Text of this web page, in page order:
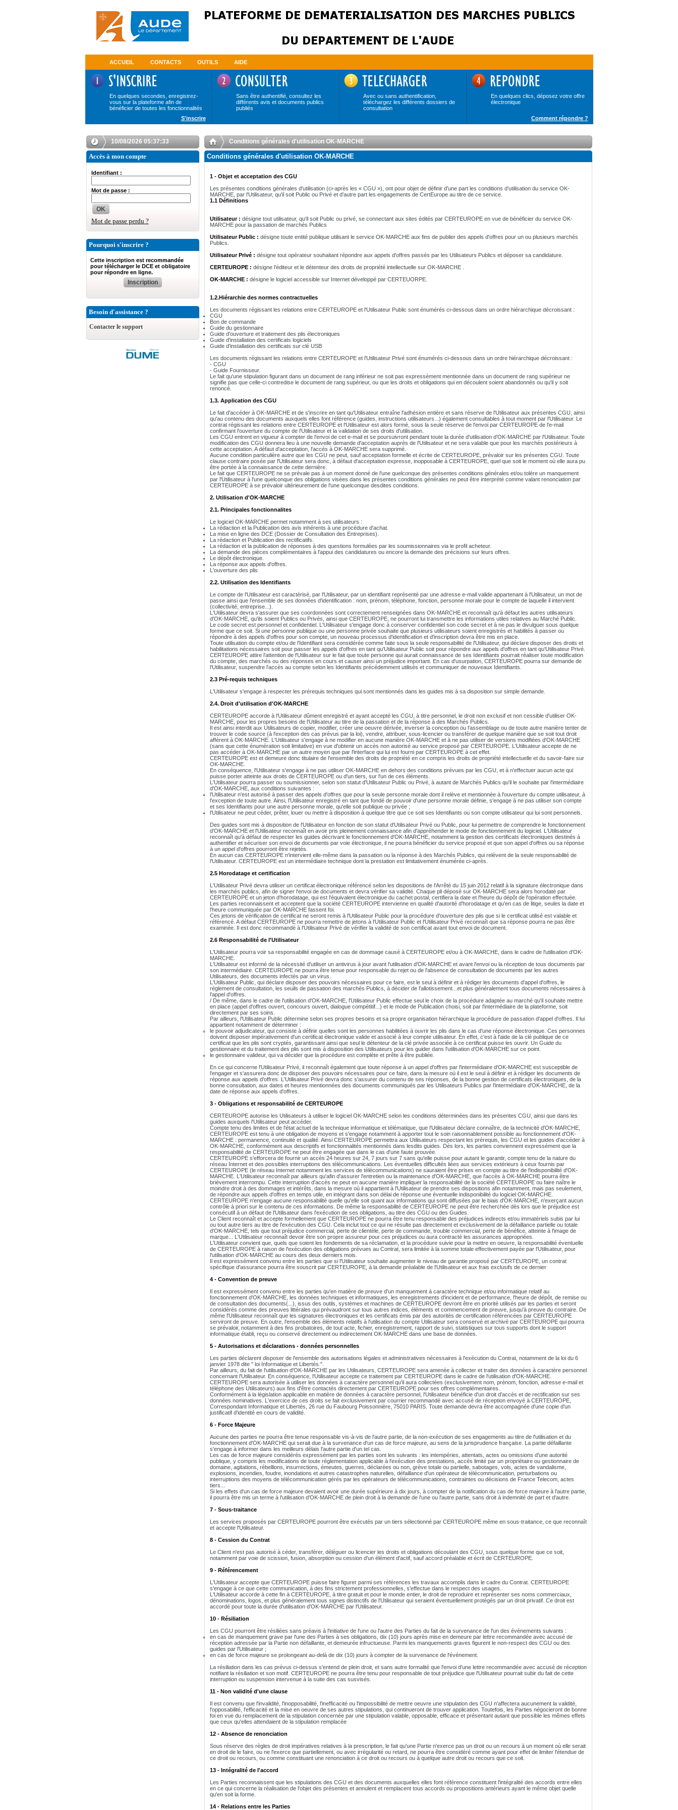
ACCUEIL CONTACTS OUTILS AIDE
En quelques secondes, enregistrez-
vous sur la plateforme afin de
bénéficier de toutes les fonctionnalités
Sans être authentifié, consultez les
différents avis et documents publics
publiés
Avec ou sans authentification,
téléchargez les différents dossiers de
consultation
En quelques clics, déposez votre offre
électronique
S'inscrire Comment répondre ?
10/08/2026 05:37:34
Accès à mon compte
Identifiant :
Mot de passe :
OK
Mot de passe perdu ?
Pourquoi s'inscrire ?
Cette inscription est recommandée
pour télécharger le DCE et obligatoire
pour répondre en ligne.
Inscription
Besoin d'assistance ?
Contacter le support
Conditions générales d'utilisation OK-MARCHE
Conditions générales d'utilisation OK-MARCHE
1 - Objet et acceptation des CGU
Les présentes conditions générales d'utilisation (ci-après les « CGU »), ont pour objet de définir d'une part les conditions d'utilisation du service OK-
MARCHE, par l'Utilisateur, qu'il soit Public ou Privé et d'autre part les engagements de CertEurope au titre de ce service.
1.1 Définitions
Utilisateur : désigne tout utilisateur, qu'il soit Public ou privé, se connectant aux sites édités par CERTEUROPE en vue de bénéficier du service OK-
MARCHE pour la passation de marchés Publics
Utilisateur Public : désigne toute entité publique utilisant le service OK-MARCHE aux fins de publier des appels d'offres pour un ou plusieurs marchés
Publics.
Utilisateur Privé : désigne tout opérateur souhaitant répondre aux appels d'offres passés par les Utilisateurs Publics et déposer sa candidature.
CERTEUROPE : désigne l'éditeur et le détenteur des droits de propriété intellectuelle sur OK-MARCHE .
OK-MARCHE : désigne le logiciel accessible sur Internet développé par CERTEUORPE.
1.2.Hiérarchie des normes contractuelles
Les documents régissant les relations entre CERTEUROPE et l'Utilisateur Public sont énumérés ci-dessous dans un ordre hiérarchique décroissant :
CGU
Bon de commande
Guide du gestionnaire
Guide d'ouverture et traitement des plis électroniques
Guide d'installation des certificats logiciels
Guide d'installation des certificats sur clé USB
Les documents régissant les relations entre CERTEUROPE et l'Utilisateur Privé sont énumérés ci-dessous dans un ordre hiérarchique décroissant :
- CGU
- Guide Fournisseur.
Le fait qu'une stipulation figurant dans un document de rang inférieur ne soit pas expressément mentionnée dans un document de rang supérieur ne
signifie pas que celle-ci contredise le document de rang supérieur, ou que les droits et obligations qui en découlent soient abandonnés ou qu'il y soit
renoncé.
1.3. Application des CGU
Le fait d'accéder à OK-MARCHE et de s'inscrire en tant qu'Utilisateur entraîne l'adhésion entière et sans réserve de l'Utilisateur aux présentes CGU, ainsi
qu'au contenu des documents auxquels elles font référence (guides, instructions utilisateurs...) également consultables à tout moment par l'Utilisateur. Le
contrat régissant les relations entre CERTEUROPE et l'Utilisateur est alors formé, sous la seule réserve de l'envoi par CERTEUROPE de l'e-mail
confirmant l'ouverture du compte de l'Utilisateur et la validation de ses droits d'utilisation.
Les CGU entrent en vigueur à compter de l'envoi de cet e-mail et se poursuivront pendant toute la durée d'utilisation d'OK-MARCHE par l'Utilisateur. Toute
modification des CGU donnera lieu à une nouvelle demande d'acceptation auprès de l'Utilisateur et ne sera valable que pour les marchés postérieurs à
cette acceptation. A défaut d'acceptation, l'accès à OK-MARCHE sera supprimé.
Aucune condition particulière autre que les CGU ne peut, sauf acceptation formelle et écrite de CERTEUROPE, prévaloir sur les présentes CGU. Toute
clause contraire posée par l'Utilisateur sera donc, à défaut d'acceptation expresse, inopposable à CERTEUROPE, quel que soit le moment où elle aura pu
être portée à la connaissance de cette dernière.
Le fait que CERTEUROPE ne se prévale pas à un moment donné de l'une quelconque des présentes conditions générales et/ou tolère un manquement
par l'Utilisateur à l'une quelconque des obligations visées dans les présentes conditions générales ne peut être interprété comme valant renonciation par
CERTEUROPE à se prévaloir ultérieurement de l'une quelconque desdites conditions.
2. Utilisation d'OK-MARCHE
2.1. Principales fonctionnalites
Le logiciel OK-MARCHE permet notamment à ses utilisateurs :
La rédaction et la Publication des avis inhérents à une procédure d'achat.
La mise en ligne des DCE (Dossier de Consultation des Entreprises).
La rédaction et Publication des rectificatifs.
La rédaction et la publication de réponses à des questions formulées par les soumissionnaires via le profil acheteur.
La demande des pièces complémentaires à l'appui des candidatures ou encore la demande des précisions sur leurs offres.
Le dépôt électronique.
La réponse aux appels d'offres.
L'ouverture des plis
2.2. Utilisation des Identifiants
Le compte de l'Utilisateur est caractérisé, par l'Utilisateur, par un identifiant représenté par une adresse e-mail valide appartenant à l'Utilisateur, un mot de
passe ainsi que l'ensemble de ses données d'identification : nom, prénom, téléphone, fonction, personne morale pour le compte de laquelle il intervient
(collectivité, entreprise...).
L'Utilisateur devra s'assurer que ses coordonnées sont correctement renseignées dans OK-MARCHE et reconnaît qu'à défaut les autres utilisateurs
d'OK-MARCHE, qu'ils soient Publics ou Privés, ainsi que CERTEUROPE, ne pourront lui transmettre les informations utiles relatives au Marché Public.
Le code secret est personnel et confidentiel. L'Utilisateur s'engage donc à conserver confidentiel son code secret et à ne pas le divulguer sous quelque
forme que ce soit. Si une personne publique ou une personne privée souhaite que plusieurs utilisateurs soient enregistrés et habilités à passer ou
répondre à des appels d'offres pour son compte, un nouveau processus d'identification et d'inscription devra être mis en place.
Toute utilisation du compte et/ou de l'Identifiant sera considérée comme faite sous la seule responsabilité de l'Utilisateur, qui déclare disposer des droits et
habilitations nécessaires soit pour passer les appels d'offres en tant qu'Utilisateur Public soit pour répondre aux appels d'offres en tant qu'Utilisateur Privé.
CERTEUROPE attire l'attention de l'Utilisateur sur le fait que toute personne qui aurait connaissance de ses Identifiants pourrait réaliser toute modification
du compte, des marchés ou des réponses en cours et causer ainsi un préjudice important. En cas d'usurpation, CERTEUROPE pourra sur demande de
l'Utilisateur, suspendre l'accès au compte selon les Identifiants précédemment utilisés et communiquer de nouveaux Identifiants.
2.3 Pré-requis techniques
L'Utilisateur s'engage à respecter les prérequis techniques qui sont mentionnés dans les guides mis à sa disposition sur simple demande.
2.4. Droit d'utilisation d'OK-MARCHE
CERTEUROPE accorde à l'Utilisateur dûment enregistré et ayant accepté les CGU, à titre personnel, le droit non exclusif et non cessible d'utiliser OK-
MARCHE, pour les propres besoins de l'Utilisateur au titre de la passation et de la réponse à des Marchés Publics.
Il est ainsi interdit aux Utilisateurs de copier, modifier, créer une oeuvre dérivée, inverser la conception ou l'assemblage ou de toute autre manière tenter de
trouver le code source (à l'exception des cas prévus par la loi), vendre, attribuer, sous-licencier ou transférer de quelque manière que se soit tout droit
afférent à OK-MARCHE. L'Utilisateur s'engage à ne modifier en aucune manière OK-MARCHE et à ne pas utiliser de versions modifiées d'OK-MARCHE
(sans que cette énumération soit limitative) en vue d'obtenir un accès non autorisé au service proposé par CERTEUROPE. L'Utilisateur accepte de ne
pas accéder à OK-MARCHE par un autre moyen que par l'interface qui lui est fourni par CERTEUROPE à cet effet.
CERTEUROPE est et demeure donc titulaire de l'ensemble des droits de propriété en ce compris les droits de propriété intellectuelle et du savoir-faire sur
OK-MARCHE.
En conséquence, l'Utilisateur s'engage à ne pas utiliser OK-MARCHE en dehors des conditions prévues par les CGU, et à n'effectuer aucun acte qui
puisse porter atteinte aux droits de CERTEUROPE ou d'un tiers, sur l'un de ces éléments.
L'Utilisateur pourra passer ou soumissionner, selon son statut d'Utilisateur Public ou Privé, à autant de Marchés Publics qu'il le souhaite par l'intermédiaire
d'OK-MARCHE, aux conditions suivantes :
l'Utilisateur n'est autorisé à passer des appels d'offres que pour la seule personne morale dont il relève et mentionnée à l'ouverture du compte utilisateur, à
l'exception de toute autre. Ainsi, l'Utilisateur enregistré en tant que fondé de pouvoir d'une personne morale définie, s'engage à ne pas utiliser son compte
et ses Identifiants pour une autre personne morale, qu'elle soit publique ou privée ;
l'Utilisateur ne peut céder, prêter, louer ou mettre à disposition à quelque titre que ce soit ses Identifiants ou son compte utilisateur qui lui sont personnels.
Des guides sont mis à disposition de l'Utilisateur en fonction de son statut d'Utilisateur Privé ou Public, pour lui permettre de comprendre le fonctionnement
d'OK-MARCHE et l'Utilisateur reconnaît en avoir pris pleinement connaissance afin d'appréhender le mode de fonctionnement du logiciel. L'Utilisateur
reconnaît qu'à défaut de respecter les guides décrivant le fonctionnement d'OK-MARCHE, notamment la gestion des certificats électroniques destinés à
authentifier et sécuriser son envoi de documents par voie électronique, il ne pourra bénéficier du service proposé et que son appel d'offres ou sa réponse
à un appel d'offres pourront être rejetés.
En aucun cas CERTEUROPE n'intervient elle-même dans la passation ou la réponse à des Marchés Publics, qui relèvent de la seule responsabilité de
l'Utilisateur. CERTEUROPE est un intermédiaire technique dont la prestation est limitativement énumérée ci-après.
2.5 Horodatage et certification
L'Utilisateur Privé devra utiliser un certificat électronique référencé selon les dispositions de l'Arrêté du 15 juin 2012 relatif à la signature électronique dans
les marchés publics, afin de signer l'envoi de documents et devra vérifier sa validité. Chaque pli déposé sur OK-MARCHE sera alors horodaté par
CERTEUROPE et un jeton d'horodatage, qui est l'équivalent électronique du cachet postal, certifiera la date et l'heure du dépôt de l'opération effectuée.
Les parties reconnaissent et acceptent que la société CERTEUROPE intervienne en qualité d'autorité d'horodatage et qu'en cas de litige, seules la date et
l'heure communiquée par OK-MARCHE fassent foi.
Ces jetons de vérification de certificat ne seront remis à l'Utilisateur Public pour la procédure d'ouverture des plis que si le certificat utilisé est valable et
référencé. A défaut CERTEUROPE ne pourra remettre de jetons à l'Utilisateur Public et l'Utilisateur Privé reconnaît que sa réponse pourra ne pas être
examinée. Il est donc recommandé à l'Utilisateur Privé de vérifier la validité de son certificat avant tout envoi de document.
2.6 Responsabilité de l'Utilisateur
L'Utilisateur pourra voir sa responsabilité engagée en cas de dommage causé à CERTEUROPE et/ou à OK-MARCHE, dans le cadre de l'utilisation d'OK-
MARCHE.
L'Utilisateur est informé de la nécessité d'utiliser un antivirus à jour avant l'utilisation d'OK-MARCHE et avant l'envoi ou la réception de tous documents par
son intermédiaire. CERTEUROPE ne pourra être tenue pour responsable du rejet ou de l'absence de consultation de documents par les autres
Utilisateurs, des documents infectés par un virus.
L'Utilisateur Public, qui déclare disposer des pouvoirs nécessaires pour ce faire, est le seul à définir et à rédiger les documents d'appel d'offres, le
règlement de consultation, les seuils de passation des marchés Publics, à décider de l'allotissement...et plus généralement tous documents nécessaires à
l'appel d'offres.
/ De même, dans le cadre de l'utilisation d'OK-MARCHE, l'Utilisateur Public effectue seul le choix de la procédure adaptée au marché qu'il souhaite mettre
en place (appel d'offres ouvert, concours ouvert, dialogue compétitif...) et le mode de Publication choisi, soit par l'intermédiaire de la plateforme, soit
directement par ses soins.
Par ailleurs, l'Utilisateur Public détermine selon ses propres besoins et sa propre organisation hiérarchique la procédure de passation d'appel d'offres. Il lui
appartient notamment de déterminer :
le pouvoir adjudicateur, qui consiste à définir quelles sont les personnes habilitées à ouvrir les plis dans le cas d'une réponse électronique. Ces personnes
doivent disposer impérativement d'un certificat électronique valide et associé à leur compte utilisateur. En effet, c'est à l'aide de la clé publique de ce
certificat que les plis sont cryptés, garantissant ainsi que seul le détenteur de la clé privée associée à ce certificat puisse les ouvrir. Un Guide du
gestionnaire et du traitement des plis sont mis à disposition des Utilisateurs pour les guider dans l'utilisation d'OK-MARCHE sur ce point.
le gestionnaire valideur, qui va décider que la procédure est complète et prête à être publiée.
En ce qui concerne l'Utilisateur Privé, il reconnaît également que toute réponse à un appel d'offres par l'intermédiaire d'OK-MARCHE est susceptible de
l'engager et s'assurera donc de disposer des pouvoirs nécessaires pour ce faire, dans la mesure où il est le seul à définir et à rédiger les documents de
réponse aux appels d'offres. L'Utilisateur Privé devra donc s'assurer du contenu de ses réponses, de la bonne gestion de certificats électroniques, de la
bonne consultation, aux dates et heures mentionnées des documents communiqués par les Utilisateurs Publics par l'intermédiaire d'OK-MARCHE, de la
date de réponse aux appels d'offres.
3 - Obligations et responsabilité de CERTEUROPE
CERTEUROPE autorise les Utilisateurs à utiliser le logiciel OK-MARCHE selon les conditions déterminées dans les présentes CGU, ainsi que dans les
guides auxquels l'Utilisateur peut accéder.
Compte tenu des limites et de l'état actuel de la technique informatique et télématique, que l'Utilisateur déclare connaître, de la technicité d'OK-MARCHE,
CERTEUROPE est tenu à une obligation de moyens et s'engage notamment à apporter tout le soin raisonnablement possible au fonctionnement d'OK-
MARCHE : permanence, continuité et qualité. Ainsi CERTEUROPE permettra aux Utilisateurs respectant les prérequis, les CGU et les guides d'accéder à
OK-MARCHE, conformément aux descriptifs et fonctionnalités mentionnés dans lesdits guides. Dès lors, les parties conviennent expressément que la
responsabilité de CERTEUROPE ne peut être engagée que dans le cas d'une faute prouvée.
CERTEUROPE s'efforcera de fournir un accès 24 heures sur 24, 7 jours sur 7 sans qu'elle puisse pour autant le garantir, compte tenu de la nature du
réseau Internet et des possibles interruptions des télécommunications. Les éventuelles difficultés liées aux services extérieurs à ceux fournis par
CERTEUROPE (le réseau Internet notamment les services de télécommunications) ne sauraient être prises en compte au titre de l'indisponibilité d'OK-
MARCHE. L'Utilisateur reconnaît par ailleurs qu'afin d'assurer l'entretien ou la maintenance d'OK-MARCHE, que l'accès à OK-MARCHE pourra être
brièvement interrompu. Cette interruption d'accès ne peut en aucune manière impliquer la responsabilité de la société CERTEUROPE ou faire naître le
moindre droit à des dommages et intérêts, dans la mesure où il appartient à l'Utilisateur de prendre ses dispositions afin notamment, mais pas seulement,
de répondre aux appels d'offres en temps utile, en intégrant dans son délai de réponse une éventuelle indisponibilité du logiciel OK-MARCHE.
CERTEUROPE n'engage aucune responsabilité quelle qu'elle soit quant aux informations qui sont diffusées par le biais d'OK-MARCHE, n'exerçant aucun
contrôle à priori sur le contenu de ces informations. De même la responsabilité de CERTEUROPE ne peut être recherchée dès lors que le préjudice est
consécutif à un défaut de l'Utilisateur dans l'exécution de ses obligations, au titre des CGU ou des Guides.
Le Client reconnaît et accepte formellement que CERTEUROPE ne pourra être tenu responsable des préjudices indirects et/ou immatériels subis par lui
ou tout autre tiers au titre de l'exécution des CGU. Cela inclut tout ce qui ne résulte pas directement et exclusivement de la défaillance partielle ou totale
d'OK-MARCHE, tels que tout préjudice commercial, perte de clientèle, perte de commande, trouble commercial, perte de bénéfice, atteinte à l'image de
marque... L'Utilisateur reconnaît devoir être son propre assureur pour ces préjudices ou aura contracté les assurances appropriées.
L'Utilisateur convient que, quels que soient les fondements de sa réclamation, et la procédure suivie pour la mettre en oeuvre, la responsabilité éventuelle
de CERTEUROPE à raison de l'exécution des obligations prévues au Contrat, sera limitée à la somme totale effectivement payée par l'Utilisateur, pour
l'utilisation d'OK-MARCHE au cours des deux derniers mois.
Il est expressément convenu entre les parties que si l'Utilisateur souhaite augmenter le niveau de garantie proposé par CERTEUROPE, un contrat
spécifique d'assurance pourra être souscrit par CERTEUROPE, à la demande préalable de l'Utilisateur et aux frais exclusifs de ce dernier
4 - Convention de preuve
Il est expressément convenu entre les parties qu'en matière de preuve d'un manquement à caractère technique et/ou informatique relatif au
fonctionnement d'OK-MARCHE, les données techniques et informatiques, les enregistrements d'incident et de performance, l'heure de dépôt, de remise ou
de consultation des documents(...), issus des outils, systèmes et machines de CERTEUROPE devront être en priorité utilisés par les parties et seront
considérés comme des preuves littérales qui prévaudront sur tous autres indices, éléments et commencement de preuve, jusqu'à preuve du contraire. De
même l'Utilisateur reconnaît que les signatures électroniques et les certificats émis par des autorités de certification référencées par CERTEUROPE
serviront de preuve. En outre, l'ensemble des éléments relatifs à l'utilisation du compte Utilisateur sera conservé et archivé par CERTEUROPE qui pourra
se prévaloir, notamment à des fins probatoires, de tout acte, fichier, enregistrement, rapport de suivi, statistiques sur tous supports dont le support
informatique établi, reçu ou conservé directement ou indirectement OK-MARCHE dans une base de données.
5 - Autorisations et déclarations - données personnelles
Les parties déclarent disposer de l'ensemble des autorisations légales et administratives nécessaires à l'exécution du Contrat, notamment de la loi du 6
janvier 1978 dite " loi Informatique et Libertés ".
Par ailleurs, du fait de l'utilisation d'OK-MARCHE par les Utilisateurs, CERTEUROPE sera amenée à collecter et traiter des données à caractère personnel
concernant l'Utilisateur. En conséquence, l'Utilisateur accepte ce traitement par CERTEUROPE dans le cadre de l'utilisation d'OK-MARCHE.
CERTEUROPE sera autorisée à utiliser les données à caractère personnel qu'il aura collectées (exclusivement nom, prénom, fonction, adresse e-mail et
téléphone des Utilisateurs) aux fins d'être contactés directement par CERTEUROPE pour ses offres complémentaires.
Conformément à la législation applicable en matière de données à caractère personnel, l'Utilisateur bénéficie d'un droit d'accès et de rectification sur ses
données nominatives. L'exercice de ces droits se fait exclusivement par courrier recommandé avec accusé de réception envoyé à CERTEUROPE,
Correspondant Informatique et Libertés, 26 rue du Faubourg Poissonnière, 75010 PARIS. Toute demande devra être accompagnée d'une copie d'un
justificatif d'identité en cours de validité.
6 - Force Majeure
Aucune des parties ne pourra être tenue responsable vis-à-vis de l'autre partie, de la non-exécution de ses engagements au titre de l'utilisation et du
fonctionnement d'OK-MARCHE qui serait due à la survenance d'un cas de force majeure, au sens de la jurisprudence française. La partie défaillante
s'engage à informer dans les meilleurs délais l'autre partie d'un tel cas.
Les cas de force majeure considérés expressément par les parties sont les suivants : les intempéries, attentats, actes ou omissions d'une autorité
publique, y compris les modifications de toute réglementation applicable à l'exécution des prestations, accès limité par un propriétaire ou gestionnaire de
domaine, agitations, rébellions, insurrections, émeutes, guerres, déclarées ou non, grève totale ou partielle, sabotages, vols, actes de vandalisme,
explosions, incendies, foudre, inondations et autres catastrophes naturelles, défaillance d'un opérateur de télécommunication, perturbations ou
interruptions des moyens de télécommunication gérés par les opérateurs de télécommunications, contraintes ou décisions de France Telecom, actes
tiers...
Si les effets d'un cas de force majeure devaient avoir une durée supérieure à dix jours, à compter de la notification du cas de force majeure à l'autre partie,
il pourra être mis un terme à l'utilisation d'OK-MARCHE de plein droit à la demande de l'une ou l'autre partie, sans droit à indemnité de part et d'autre.
7 - Sous-traitance
Les services proposés par CERTEUROPE pourront être exécutés par un tiers sélectionné par CERTEUROPE même en sous-traitance, ce que reconnaît
et accepte l'Utilisateur.
8 - Cession du Contrat
Le Client n'est pas autorisé à céder, transférer, déléguer ou licencier les droits et obligations découlant des CGU, sous quelque forme que ce soit,
notamment par voie de scission, fusion, absorption ou cession d'un élément d'actif, sauf accord préalable et écrit de CERTEUROPE.
9 - Référencement
L'Utilisateur accepte que CERTEUROPE puisse faire figurer parmi ses références les travaux accomplis dans le cadre du Contrat. CERTEUROPE
s'engage à ce que cette communication, à des fins strictement professionnelles, s'effectue dans le respect des usages.
L'Utilisateur accorde à cette fin à CERTEUROPE, à titre gratuit et pour le monde entier, le droit de reproduire et représenter ses noms commerciaux,
dénominations, logos, et plus généralement tous signes distinctifs de l'Utilisateur qui seraient éventuellement protégés par un droit privatif. Ce droit est
accordé pour toute la durée d'utilisation d'OK-MARCHE par l'Utilisateur.
10 - Résiliation
Les CGU pourront être résiliées sans préavis à l'initiative de l'une ou l'autre des Parties du fait de la survenance de l'un des événements suivants :
en cas de manquement grave par l'une des Parties à ses obligations, dix (10) jours après mise en demeure par lettre recommandée avec accusé de
réception adressée par la Partie non défaillante, et demeurée infructueuse. Parmi les manquements graves figurent le non-respect des CGU ou des
guides par l'Utilisateur ;
en cas de force majeure se prolongeant au-delà de dix (10) jours à compter de la survenance de l'événement.
La résiliation dans les cas prévus ci-dessus s'entend de plein droit, et sans autre formalité que l'envoi d'une lettre recommandée avec accusé de réception
notifiant la résiliation et son motif. CERTEUROPE ne pourra être tenu pour responsable de tout préjudice que l'Utilisateur pourrait subir du fait de cette
interruption ou suspension intervenue à la suite des cas susvisés.
11 - Non validité d'une clause
Il est convenu que l'invalidité, l'inopposabilité, l'inefficacité ou l'impossibilité de mettre oeuvre une stipulation des CGU n'affectera aucunement la validité,
l'opposabilité, l'efficacité et la mise en oeuvre de ses autres stipulations, qui continueront de trouver application. Toutefois, les Parties négocieront de bonne
foi en vue du remplacement de la stipulation concernée par une stipulation valable, opposable, efficace et présentant autant que possible les mêmes effets
que ceux qu'elles attendaient de la stipulation remplacée
12 - Absence de renonciation
Sous réserve des règles de droit impératives relatives à la prescription, le fait qu'une Partie n'exerce pas un droit ou un recours à un moment où elle serait
en droit de le faire, ou ne l'exerce que partiellement, ou avec irrégularité ou retard, ne pourra être considéré comme ayant pour effet de limiter l'étendue de
ce droit ou recours, ou comme constituant une renonciation à ce droit ou recours ou à quelque autre droit ou recours que ce soit.
13 - Intégralité de l'accord
Les Parties reconnaissent que les stipulations des CGU et des documents auxquelles elles font référence constituent l'intégralité des accords entre elles
en ce qui concerne la réalisation de l'objet des présentes et annulent et remplacent tous accords ou propositions antérieurs ayant le même objet quelle
qu'en soit la forme.
14 - Relations entre les Parties